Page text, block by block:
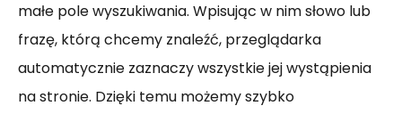
małe pole wyszukiwania. Wpisując w nim słowo lub
frazę, którą chcemy znaleźć, przeglądarka
automatycznie zaznaczy wszystkie jej wystąpienia
na stronie. Dzięki temu możemy szybko